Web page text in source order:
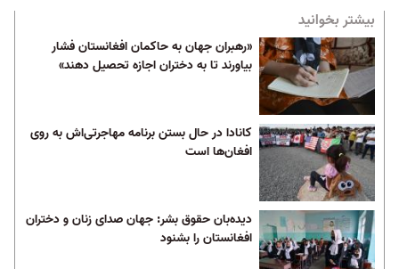
بیشتر بخوانید
«رهبران جهان به حاکمان افغانستان فشار
بیاورند تا به دختران اجازه تحصیل دهند»
کانادا در حال بستن برنامه مهاجرتی‌اش به روی
افغان‌ها است
دیده‌بان حقوق بشر: جهان صدای زنان و دختران
افغانستان را بشنود